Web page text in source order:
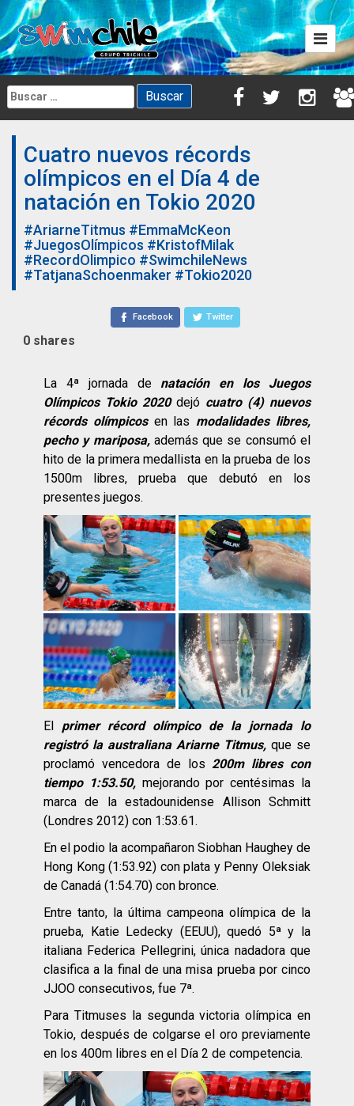
Skip
to
content
Buscar:
Cuatro nuevos récords
olímpicos en el Día 4 de
natación en Tokio 2020
#AriarneTitmus #EmmaMcKeon
#JuegosOlímpicos #KristofMilak
#RecordOlimpico #SwimchileNews
#TatjanaSchoenmaker #Tokio2020
Facebook Twitter
0 shares
La 4ª jornada de natación en los Juegos
Olímpicos Tokio 2020dejó cuatro (4) nuevos
récords olímpicosen las modalidades libres,
pecho y mariposa, además que se consumó el
hito de la primera medallista en la prueba de los
1500m libres, prueba que debutó en los
presentes juegos.
El primer récord olímpico de la jornada lo
registró la australiana Ariarne Titmus, que se
proclamó vencedora de los 200m libres con
tiempo 1:53.50,mejorando por centésimas la
marca de la estadounidense Allison Schmitt
(Londres 2012) con 1:53.61.
En el podio la acompañaron Siobhan Haughey de
Hong Kong (1:53.92) con plata y Penny Oleksiak
de Canadá (1:54.70) con bronce.
Entre tanto, la última campeona olímpica de la
prueba, Katie Ledecky (EEUU), quedó 5ª y la
italiana Federica Pellegrini, única nadadora que
clasifica a la final de una misa prueba por cinco
JJOO consecutivos, fue 7ª.
Para Titmuses la segunda victoria olímpica en
Tokio, después de colgarse el oro previamente
en los 400m libres en el Día 2 de competencia.